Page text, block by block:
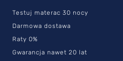
Testuj materac 30 nocy
Darmowa dostawa
Raty 0%
Gwarancja nawet 20 lat